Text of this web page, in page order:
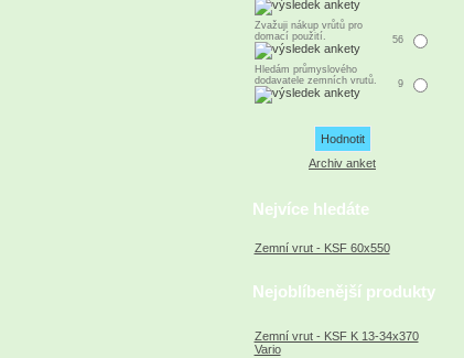
Zvažuji nákup vrůtů pro
domací použití.
56
Hledám průmyslového
dodavatele zemních vrutů.
9
Archiv anket
Nejvíce hledáte
Zemní vrut - KSF 60x550
Nejoblíbenější produkty
Zemní vrut - KSF K 13-34x370
Vario